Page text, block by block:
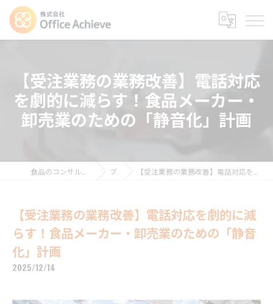
【受注業務の業務改善】電話対応
を劇的に減らす！食品メーカー・
卸売業のための「静音化」計画
ブログ 【受注業務の業務改善】電話対応を劇的に減らす！食品メーカー・卸売業のための「静音化」計画
【受注業務の業務改善】電話対応を劇的に減
らす！食品メーカー・卸売業のための「静音
化」計画
2025/12/14